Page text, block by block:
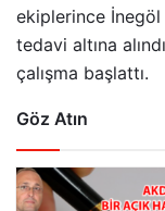
ekiplerince İnegöl
tedavi altına
çalışma başlattı.
Göz Atın